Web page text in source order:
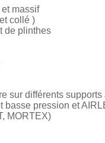
massif
collé )
de plinthes
sur différents supports
basse pression et
MORTEX)